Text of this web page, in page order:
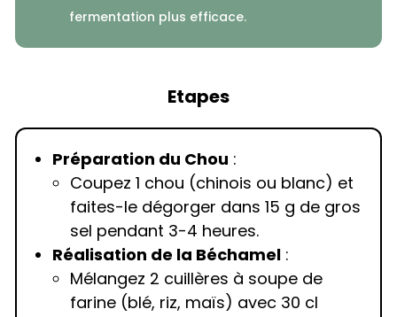
fermentation plus efficace.
Etapes
Préparation du Chou :
Coupez 1 chou (chinois ou blanc) et
faites-le dégorger dans 15 g de gros
sel pendant 3-4 heures.
Réalisation de la Béchamel :
Mélangez 2 cuillères à soupe de
farine (blé, riz, maïs) avec 30 cl